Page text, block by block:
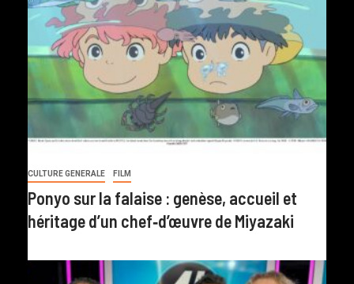
CULTURE GENERALE FILM
Ponyo sur la falaise : genèse, accueil et
héritage d’un chef‑d’œuvre de Miyazaki